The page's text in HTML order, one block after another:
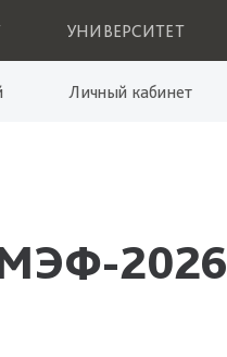
УНИВЕРСИТЕТ
Личный кабинет
2026